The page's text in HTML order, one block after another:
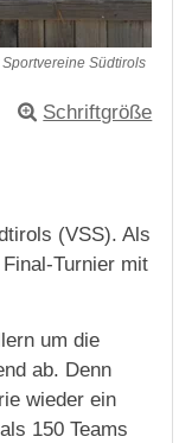
Südtirols
Schriftgröße
(VSS). Als
Turnier mit
um die
ab. Denn
wieder ein
150 Teams